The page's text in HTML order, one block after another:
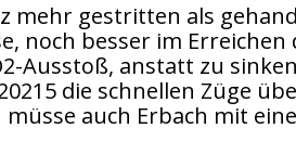
mehr gestritten als
noch besser im
Ausstoß, anstatt zu
die schnellen Züge
auch Erbach mit